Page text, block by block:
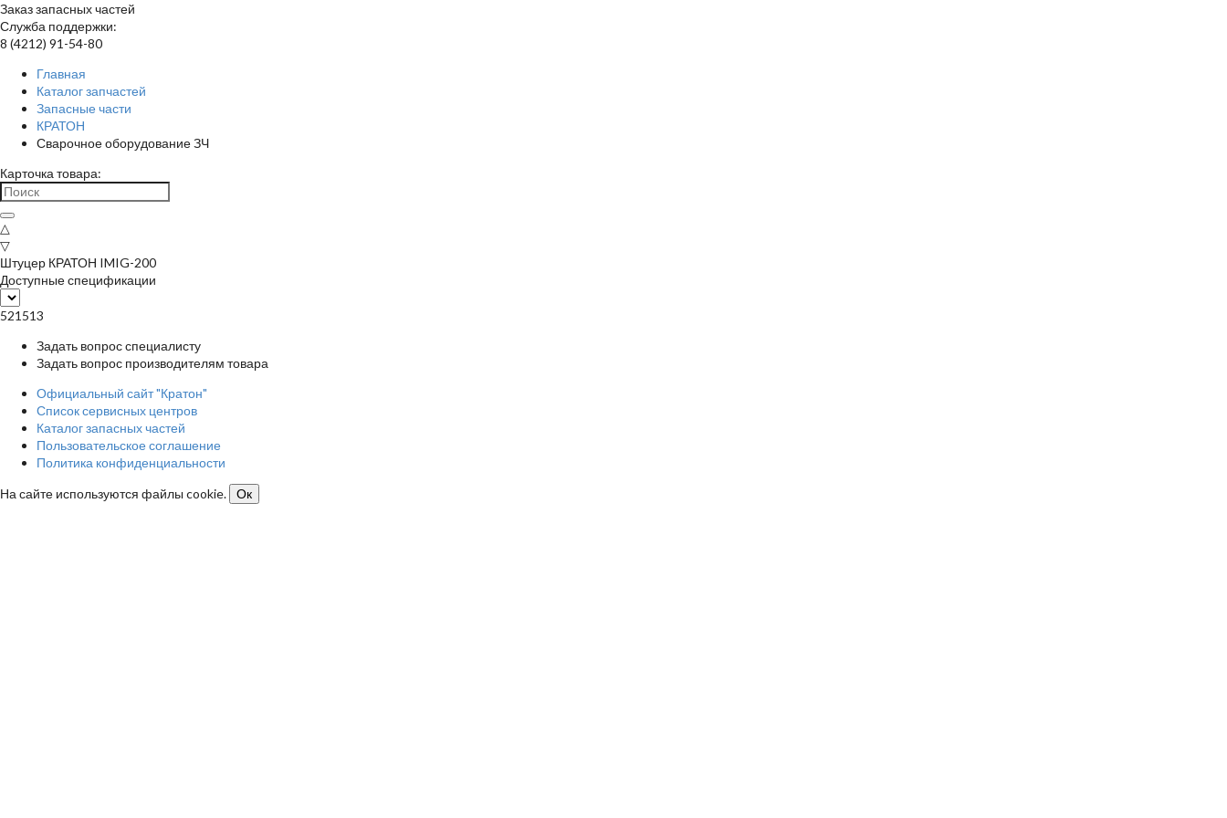
Заказ запасных частей
Служба поддержки:
8 (4212) 91-54-80
Главная
Каталог запчастей
Запасные части
КРАТОН
Сварочное оборудование ЗЧ
Карточка товара:
△
▽
Штуцер КРАТОН IMIG-200
Доступные спецификации
521513
Задать вопрос специалисту
Задать вопрос производителям товара
Официальный сайт "Кратон"
Список сервисных центров
Каталог запасных частей
Пользовательское соглашение
Политика конфиденциальности
На сайте используются файлы cookie.
Ок